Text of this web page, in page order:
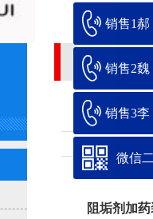
销售1郝
销售2魏
销售3李
微信
阻垢剂加药
阻垢剂加